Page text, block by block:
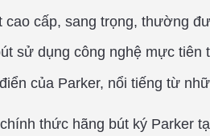
cao cấp, sang trọng, thường
sử dụng công nghệ mực
của Parker, nổi tiếng từ
thức hãng bút ký Parker